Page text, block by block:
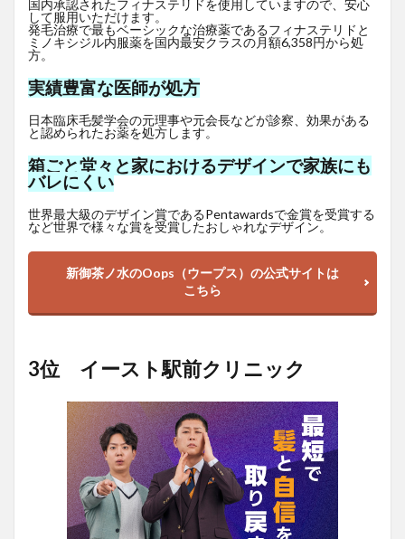
国内承認されたフィナステリドを使用していますので、安心
して服用いただけます。
発毛治療で最もベーシックな治療薬であるフィナステリドと
ミノキシジル内服薬を国内最安クラスの月額6,358円から処
方。
実績豊富な医師が処方
日本臨床毛髪学会の元理事や元会長などが診察、効果がある
と認められたお薬を処方します。
箱ごと堂々と家におけるデザインで家族にも
バレにくい
世界最大級のデザイン賞であるPentawardsで金賞を受賞する
など世界で様々な賞を受賞したおしゃれなデザイン。
新御茶ノ水のOops（ウープス）の公式サイトは
こちら
3位 イースト駅前クリニック